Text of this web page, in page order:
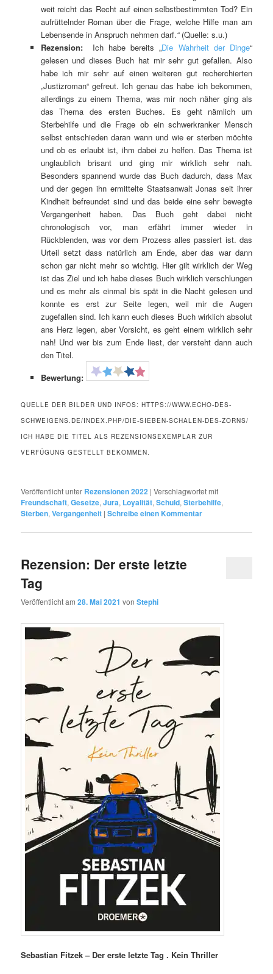
weit reicht das Recht auf einen selbstbestimmten Tod? Ein
aufrüttelnder Roman über die Frage, welche Hilfe man am
Lebensende in Anspruch nehmen darf.“ (Quelle: s.u.)
Rezension:
Ich habe bereits „Die Wahrheit der Dinge“
gelesen und dieses Buch hat mir sehr gut gefallen. Also
habe ich mir sehr auf einen weiteren gut recherchierten
„Justizroman“ gefreut. Ich genau das habe ich bekommen,
allerdings zu einem Thema, was mir noch näher ging als
das Thema des ersten Buches. Es geht nämlich um
Sterbehilfe und die Frage ob ein schwerkranker Mensch
selbst entschieden daran wann und wie er sterben möchte
und ob es erlaubt ist, ihm dabei zu helfen. Das Thema ist
unglaublich brisant und ging mir wirklich sehr nah.
Besonders spannend wurde das Buch dadurch, dass Max
und der gegen ihn ermittelte Staatsanwalt Jonas seit ihrer
Kindheit befreundet sind und das beide eine sehr bewegte
Vergangenheit haben. Das Buch geht dabei nicht
chronologisch vor, man erfährt immer wieder in
Rückblenden, was vor dem Prozess alles passiert ist. das
Urteil setzt dass natürlich am Ende, aber das war dann
schon gar nicht mehr so wichtig. Hier gilt wirklich der Weg
ist das Ziel und ich habe dieses Buch wirklich verschlungen
und es mehr als einmal bis spät in die Nacht gelesen und
konnte es erst zur Seite legen, weil mir die Augen
zugefallen sind. Ich kann euch dieses Buch wirklich absolut
ans Herz legen, aber Vorsicht, es geht einem wirklich sehr
nah! Und wer bis zum Ende liest, der versteht dann auch
den Titel.
Bewertung:
QUELLE DER BILDER UND INFOS: HTTPS://WWW.ECHO-DES-
SCHWEIGENS.DE/INDEX.PHP/DIE-SIEBEN-SCHALEN-DES-ZORNS/
ICH HABE DIE TITEL ALS REZENSIONSEXEMPLAR ZUR
VERFÜGUNG GESTELLT BEKOMMEN.
Veröffentlicht unter Rezensionen 2022 |Verschlagwortet mit
Freundschaft,Gesetze,Jura, Loyalität,Schuld,Sterbehilfe,
Sterben,Vergangenheit |Schreibe einen Kommentar
Rezension: Der erste letzte
Tag
Veröffentlicht am28. Mai 2021 vonStephi
Sebastian Fitzek – Der erste letzte Tag . Kein Thriller